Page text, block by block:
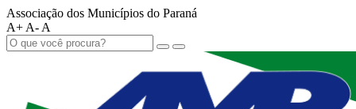
Associação dos Municípios do Paraná
A+ A- A